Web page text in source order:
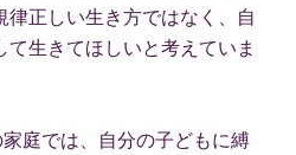
正しい生き方ではなく、自
生きてほしいと考えていま
庭では、自分の子どもに縛